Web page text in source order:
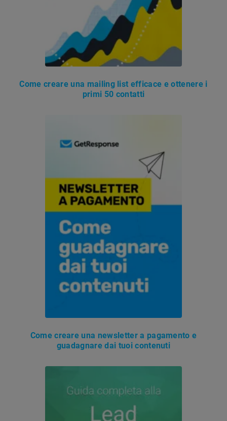
Come creare una mailing list efficace e ottenere i
primi 50 contatti
Come creare una newsletter a pagamento e
guadagnare dai tuoi contenuti